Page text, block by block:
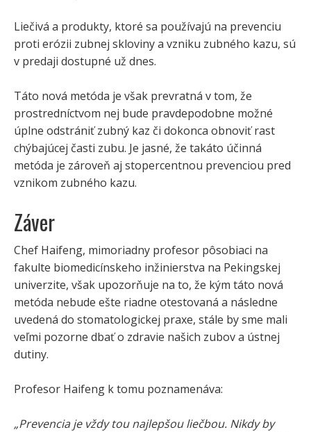
Liečivá a produkty, ktoré sa používajú na prevenciu
proti erózii zubnej skloviny a vzniku zubného kazu, sú
v predaji dostupné už dnes.
Táto nová metóda je však prevratná v tom, že
prostredníctvom nej bude pravdepodobne možné
úplne odstrániť zubný kaz či dokonca obnoviť rast
chýbajúcej časti zubu. Je jasné, že takáto účinná
metóda je zároveň aj stopercentnou prevenciou pred
vznikom zubného kazu.
Záver
Chef Haifeng, mimoriadny profesor pôsobiaci na
fakulte biomedicínskeho inžinierstva na Pekingskej
univerzite, však upozorňuje na to, že kým táto nová
metóda nebude ešte riadne otestovaná a následne
uvedená do stomatologickej praxe, stále by sme mali
veľmi pozorne dbať o zdravie našich zubov a ústnej
dutiny.
Profesor Haifeng k tomu poznamenáva:
„Prevencia je vždy tou najlepšou liečbou. Nikdy by